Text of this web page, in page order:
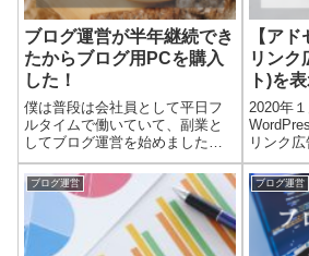
ブログ運営が半年継続でき
たからブログ用PCを購入
した！
僕は普段は会社員として平日フ
ルタイムで働いていて、副業と
してブログ運営を始めました。
それが2019年２月のこと。そし
て７月でブログスタートから半
年が経過しました。半年がたっ
たタイミングでブログ用のノー
トパソコンを購入したので、今
回はそのお話...
【ア
リンク
ト)を
2020年
リンク
あるこ
に僕が
ですが
なった
たいと
ブログ運営 ブログ運営